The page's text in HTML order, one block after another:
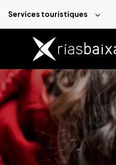
Services touristiques